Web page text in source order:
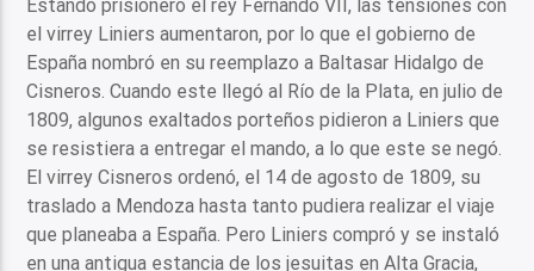
Estando prisionero el rey Fernando VII, las tensiones con
el virrey Liniers aumentaron, por lo que el gobierno de
España nombró en su reemplazo a Baltasar Hidalgo de
Cisneros. Cuando este llegó al Río de la Plata, en julio de
1809, algunos exaltados porteños pidieron a Liniers que
se resistiera a entregar el mando, a lo que este se negó.
El virrey Cisneros ordenó, el 14 de agosto de 1809, su
traslado a Mendoza hasta tanto pudiera realizar el viaje
que planeaba a España. Pero Liniers compró y se instaló
en una antigua estancia de los jesuitas en Alta Gracia,